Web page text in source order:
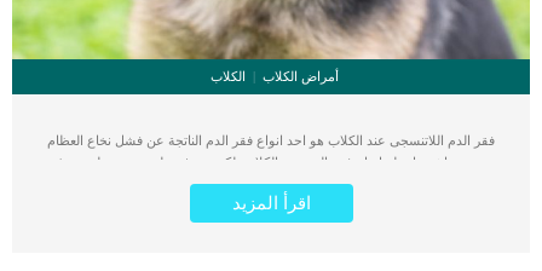
أمراض الكلاب الكلاب
فقر الدم اللاتنسجى عند الكلاب هو احد انواع فقر الدم الناتجة عن فشل نخاع العظام
وهو من اشد واخطر انواع فقر الدم عند الكلاب. لكى تتعرف على مدى خطورة هذه
الحالة عليك اولا ان تعلم مدى اهمية الوظائف التى يقوم بها فى جسم الكلب يلعب نخاع
العظم دورًا محوريًا في نشأة الخلايا المهمة وتجديدها باستمرار مثل خلايا الدم الحمراء
والخلايا الحبيبية أو خلايا الدم البيضاء والصفائح الدموية. بمجرد أن تصل هذه الخلايا إلى
اقرأ المزيد